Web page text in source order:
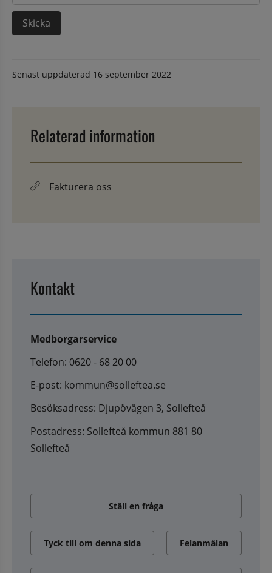
Senast uppdaterad 16 september 2022
Relaterad information
Fakturera oss
Kontakt
Medborgarservice
Telefon: 0620 - 68 20 00
E-post: kommun@solleftea.se
Besöksadress: Djupövägen 3, Sollefteå
Postadress: Sollefteå kommun 881 80
Sollefteå
Ställ en fråga
Tyck till om denna sida Felanmälan